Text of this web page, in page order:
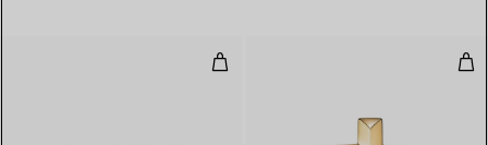
Anello Wings in oro rosa con